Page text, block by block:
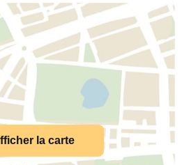
la carte